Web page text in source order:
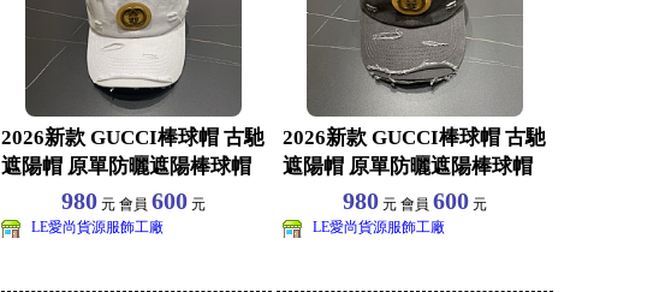
2026新款 GUCCI棒球帽 古馳
遮陽帽 原單防曬遮陽棒球帽
批發 旅980元 會員 600元
LE愛尚貨源服飾工廠
2026新款 GUCCI棒球帽 古馳
遮陽帽 原單防曬遮陽棒球帽
批發 旅980元 會員 600元
LE愛尚貨源服飾工廠